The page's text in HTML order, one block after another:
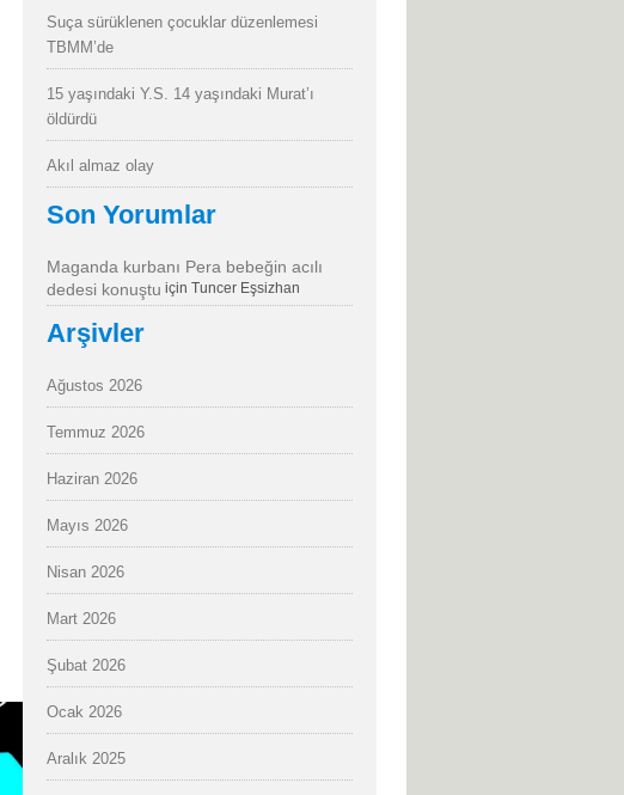
Suça sürüklenen çocuklar düzenlemesi
TBMM’de
15 yaşındaki Y.S. 14 yaşındaki Murat’ı
öldürdü
Akıl almaz olay
Son Yorumlar
Maganda kurbanı Pera bebeğin acılı
dedesi konuştu için Tuncer Eşsizhan
Arşivler
Ağustos 2026
Temmuz 2026
Haziran 2026
Mayıs 2026
Nisan 2026
Mart 2026
Şubat 2026
Ocak 2026
Aralık 2025